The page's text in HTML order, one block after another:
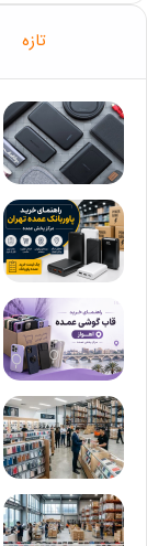
تازه